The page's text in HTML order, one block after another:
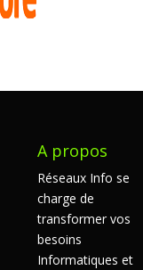
A propos
Réseaux Info se
charge de
transformer vos
besoins
Informatiques et